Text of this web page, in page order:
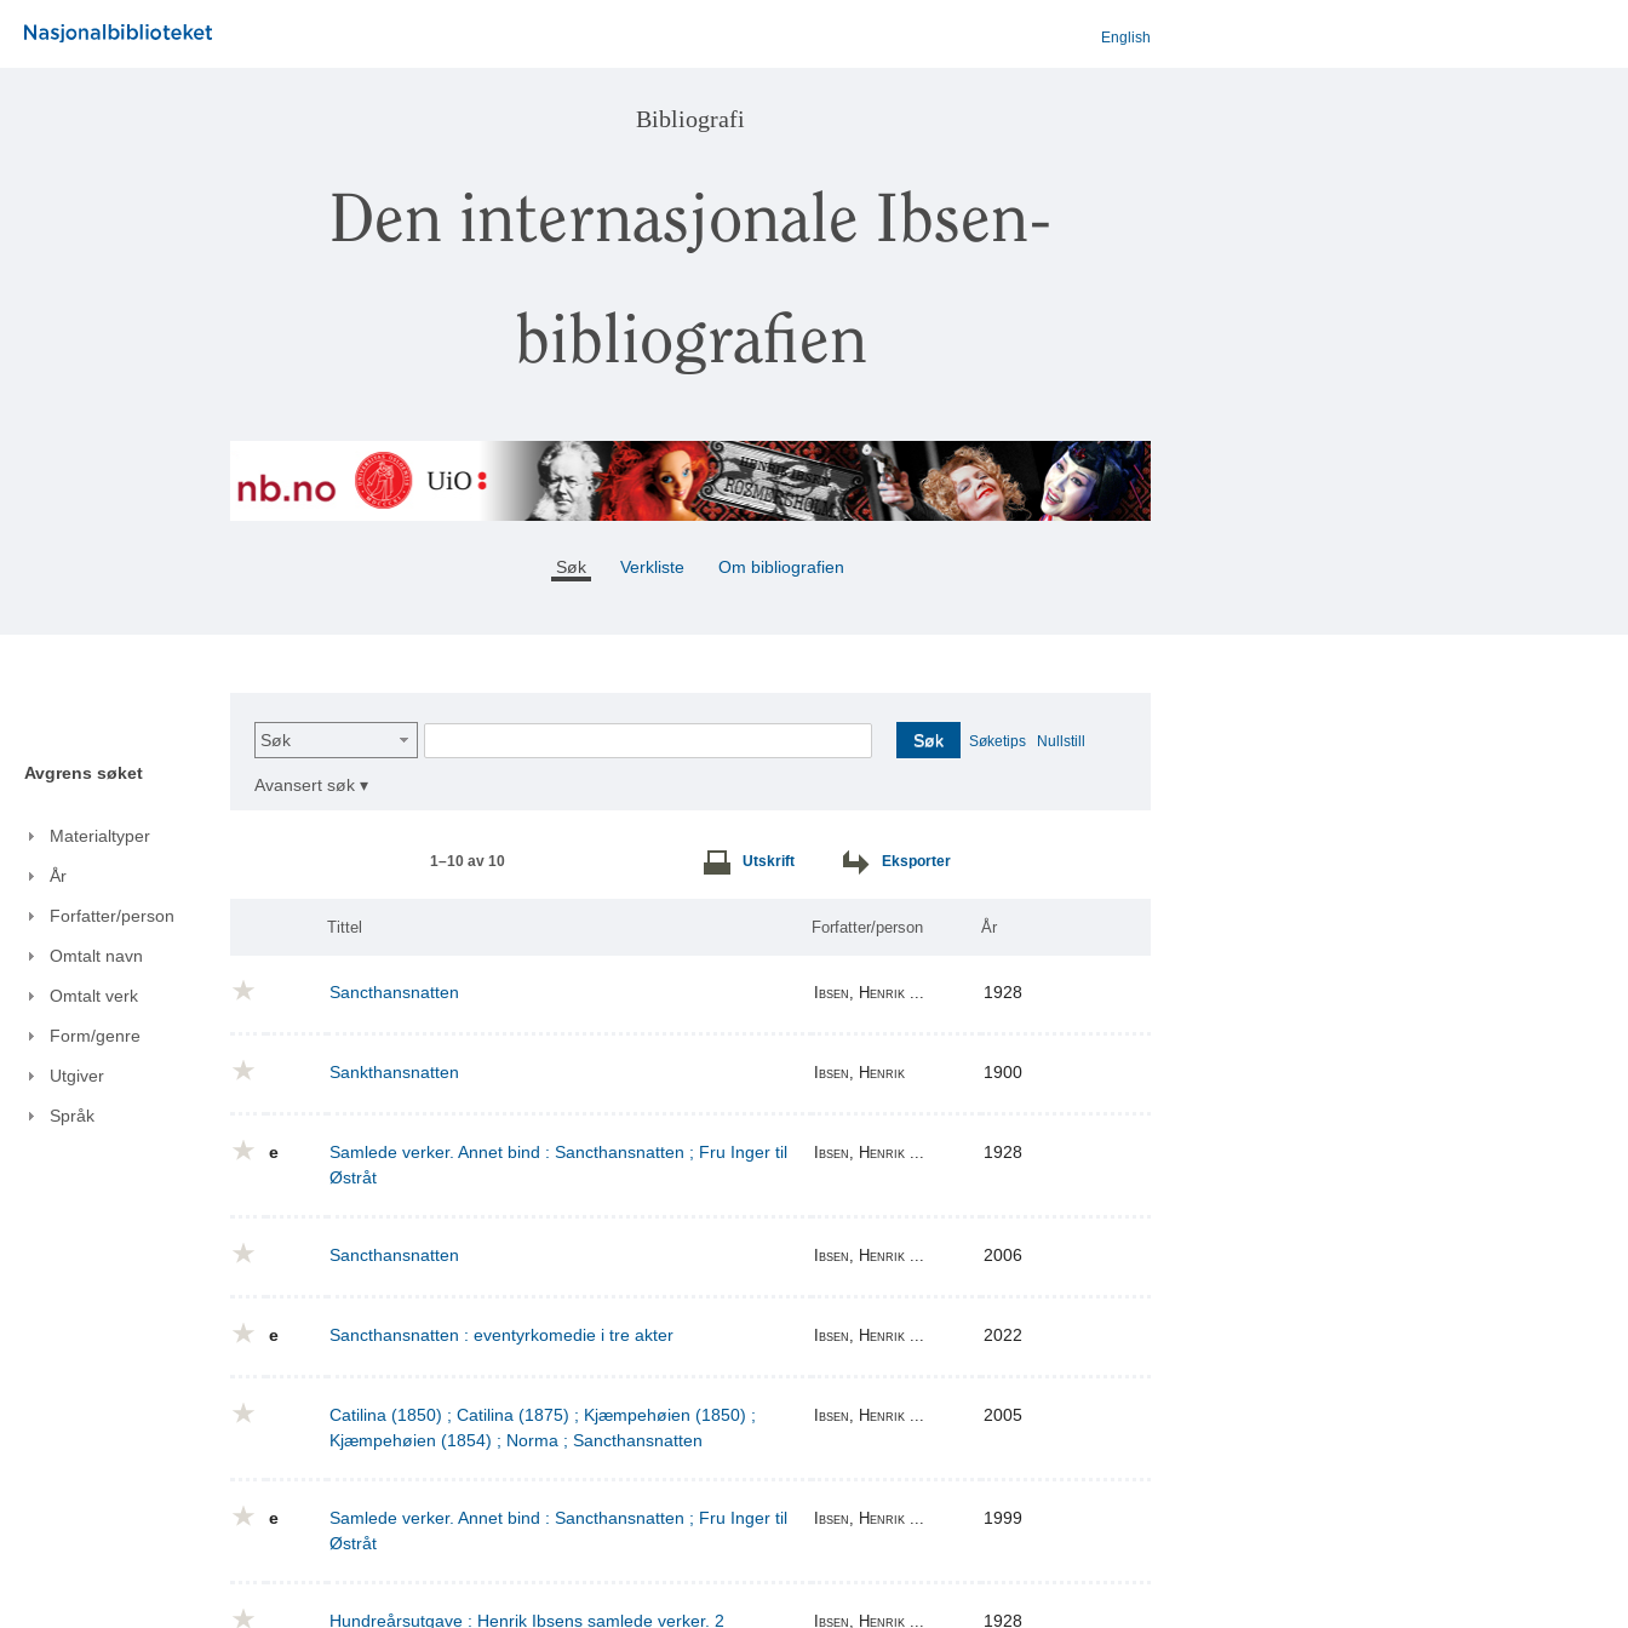
English
Bibliografi
Den internasjonale Ibsen-
bibliografien
Søk Verkliste Om bibliografien
Avgrens søket
Materialtyper
År
Forfatter/person
Omtalt navn
Omtalt verk
Form/genre
Utgiver
Språk
Søk Søk Søketips Nullstill
Avansert søk ▾
1–10 av 10 Utskrift Eksporter
Tittel Forfatter/person År
Sancthansnatten Ibsen, Henrik ... 1928
Sankthansnatten Ibsen, Henrik 1900
e
Samlede verker. Annet bind : Sancthansnatten ; Fru Inger til
Østråt
Ibsen, Henrik ... 1928
Sancthansnatten Ibsen, Henrik ... 2006
e Sancthansnatten : eventyrkomedie i tre akter Ibsen, Henrik ... 2022
Catilina (1850) ; Catilina (1875) ; Kjæmpehøien (1850) ;
Kjæmpehøien (1854) ; Norma ; Sancthansnatten
Ibsen, Henrik ... 2005
e
Samlede verker. Annet bind : Sancthansnatten ; Fru Inger til
Østråt
Ibsen, Henrik ... 1999
Hundreårsutgave : Henrik Ibsens samlede verker. 2 Ibsen, Henrik ... 1928